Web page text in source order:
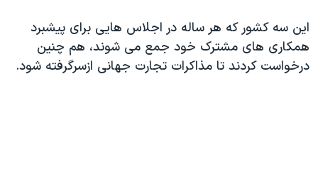
این سه کشور که هر ساله در اجلاس هایی برای پیشبرد
همکاری های مشترک خود جمع می شوند، هم چنین
درخواست کردند تا مذاکرات تجارت جهانی ازسرگرفته شود.